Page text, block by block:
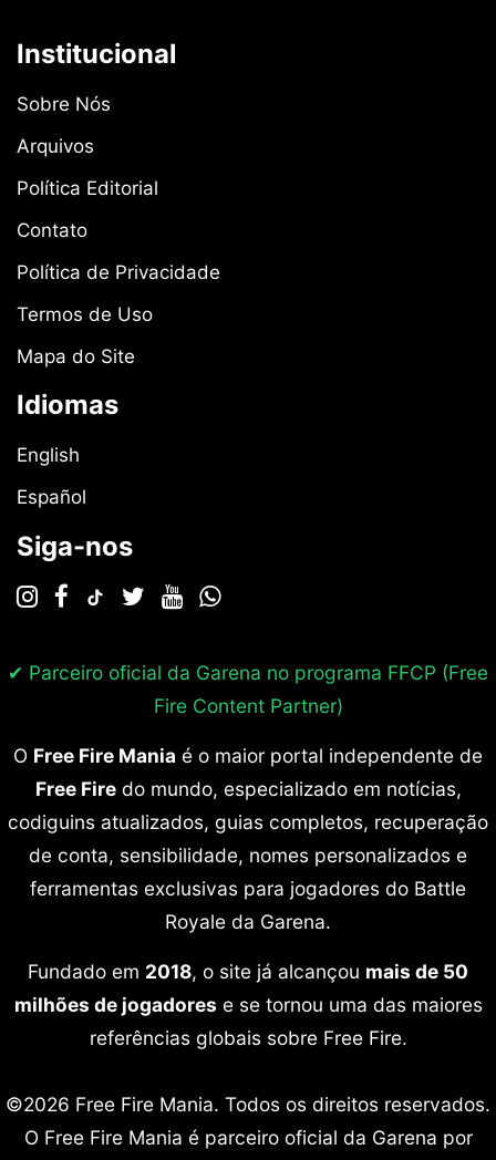
Institucional
Sobre Nós
Arquivos
Política Editorial
Contato
Política de Privacidade
Termos de Uso
Mapa do Site
Idiomas
English
Español
Siga-nos
✔ Parceiro oficial da Garena no programa FFCP (Free
Fire Content Partner)
O Free Fire Mania é o maior portal independente de
Free Firedo mundo, especializado em notícias,
codiguins atualizados, guias completos, recuperação
de conta, sensibilidade, nomes personalizados e
ferramentas exclusivas para jogadores do Battle
Royale da Garena.
Fundado em 2018, o site já alcançou mais de 50
milhões de jogadores e se tornou uma das maiores
referências globais sobre Free Fire.
©2026 Free Fire Mania. Todos os direitos reservados.
O Free Fire Mania é parceiro oficial da Garena por